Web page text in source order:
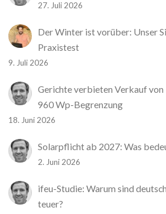
27. Juli 2026
Der Winter ist vorüber: Unser
Praxistest
9. Juli 2026
Gerichte verbieten Verkauf
960 Wp-Begrenzung
18. Juni 2026
Solarpflicht ab 2027: Was
2. Juni 2026
ifeu-Studie: Warum sind
teuer?